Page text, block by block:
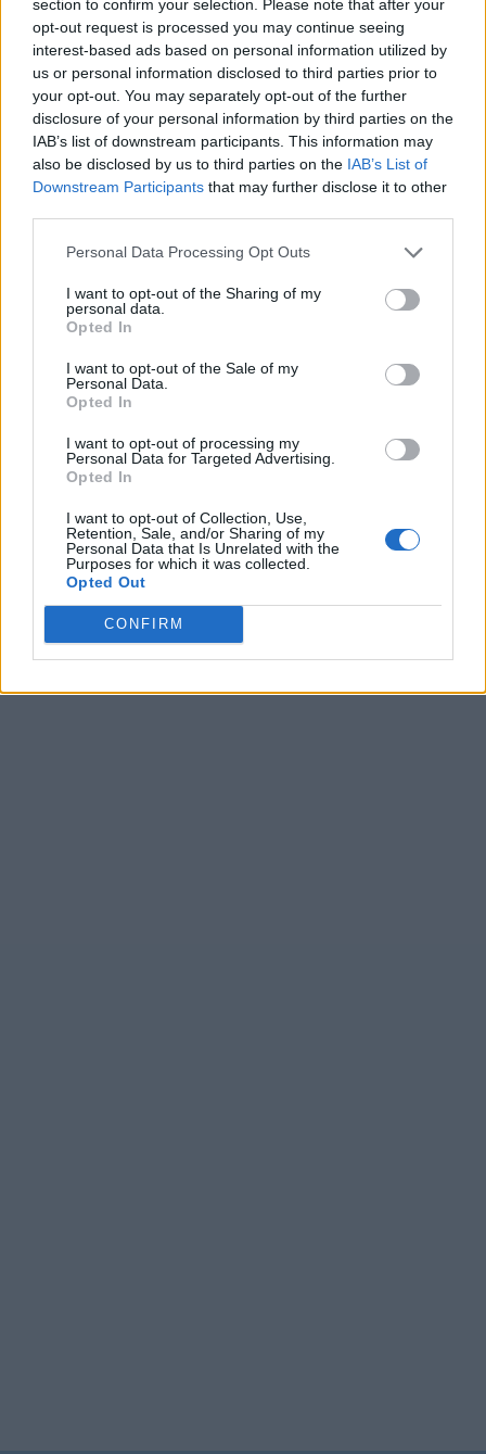
section to confirm your selection. Please note that after your
opt-out request is processed you may continue seeing
interest-based ads based on personal information utilized by
us or personal information disclosed to third parties prior to
your opt-out. You may separately opt-out of the further
disclosure of your personal information by third parties on the
IAB’s list of downstream participants. This information may
also be disclosed by us to third parties on the IAB’s List of
Downstream Participants that may further disclose it to other
Personal Data Processing Opt Outs
I want to opt-out of the Sharing of my
personal data.
Opted In
I want to opt-out of the Sale of my
Personal Data.
Opted In
I want to opt-out of processing my
Personal Data for Targeted Advertising.
Opted In
I want to opt-out of Collection, Use,
Retention, Sale, and/or Sharing of my
Personal Data that Is Unrelated with the
Purposes for which it was collected.
Opted Out
CONFIRM